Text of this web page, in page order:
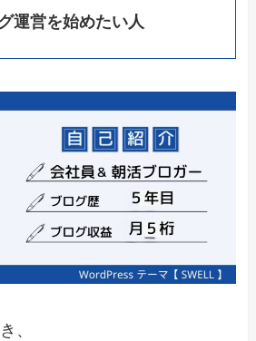
運営を始めたい人
、